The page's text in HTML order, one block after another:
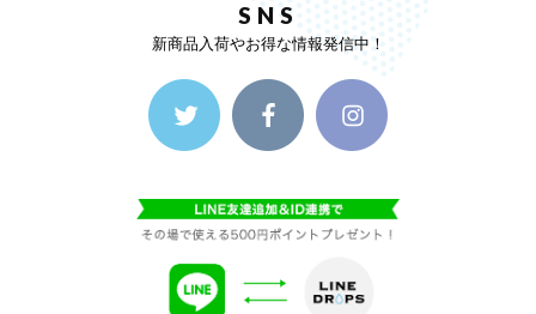
SNS
新商品入荷やお得な情報発信中！